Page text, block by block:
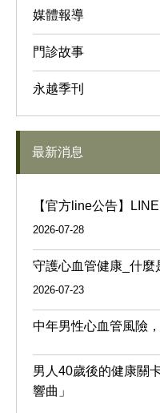
媒體報導
門診故事
永越季刊
最新消息
【官方line公告】
2026-07-28
守護心血管健康_什麼
2026-07-23
中年男性心血管風險
男人40歲後的健康關
響曲」